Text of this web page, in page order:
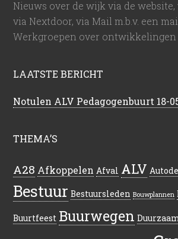
Nieuws over de wijk via de website,
via Nextdoor, via Mail m.b.v. een
Werkgroepen over ontwikkelingen
LAATSTE BERICHT
Notulen ALV Pedagogenbuurt 18-
THEMA’S
A28 Afkoppelen Afval ALV
Bestuur Bestuursleden Bouwplannen
Buurtfeest Buurwegen